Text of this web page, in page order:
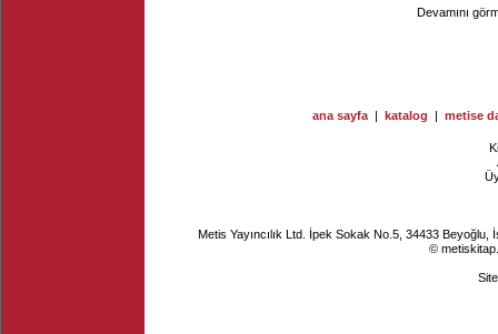
Devamını
ana sayfa | katalog | metise
Metis Yayıncılık Ltd. İpek Sokak No.5, 34433
©